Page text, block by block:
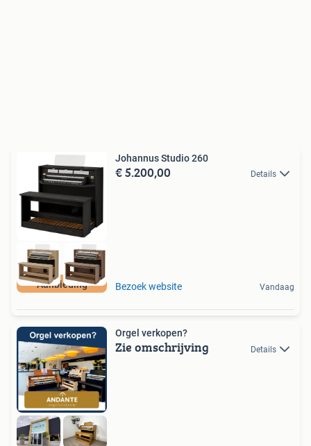
Aanbieding
Johannus Studio 260
€ 5.200,00 Details
Bezoek website Vandaag
Orgel verkopen?
Zie omschrijving Details